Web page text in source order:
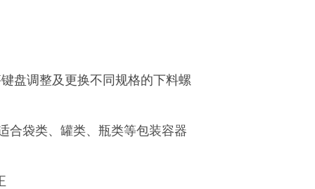
盘调整及更换不同规格的下料螺
合袋类、罐类、瓶类等包装容器